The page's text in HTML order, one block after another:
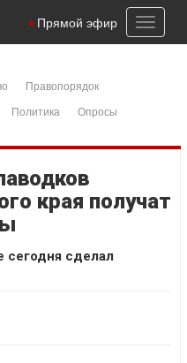
Toggle
Прямой эфир
Правопорядок
Политика
Опросы
края получат
сегодня сделал